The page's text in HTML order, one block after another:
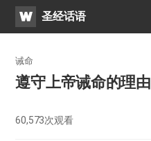
WATV圣经话语
诫命
遵守上帝诫命的理由
60,573次观看